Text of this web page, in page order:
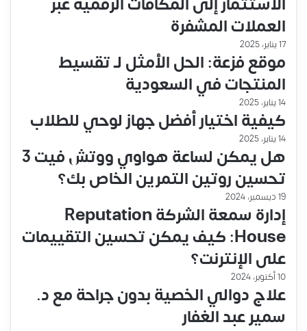
العملات المشفرة
17 يناير، 2025
موقع فزعة: الحل الأمثل لـ تقسيط
المنتجات في السعودية
14 يناير، 2025
كيفية اختيار أفضل جهاز لوحي للطلاب
14 يناير، 2025
هل يمكن لساعة هواوي ووتش فيت 3
تحسين روتين التمرين الخاص بك؟
19 ديسمبر، 2024
إدارة سمعة الشركة Reputation
House: كيف يمكن تحسين التقييمات
على الإنترنت؟
10 أكتوبر، 2024
علاج دوالي الخصية بدون جراحة مع د.
سمير عبد الغفار